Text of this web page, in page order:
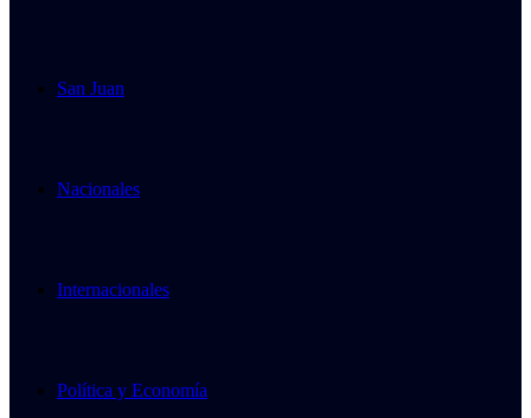
San Juan
Nacionales
Internacionales
Política y Economía